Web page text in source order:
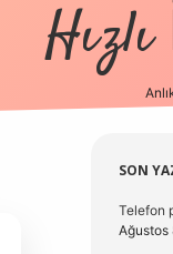
SON
Telefon
Ağustos